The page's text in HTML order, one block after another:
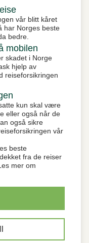
vår blitt kåret
har Norges beste
bedre.
mobilen
skadet i Norge
hjelp av
reiseforsikringen
kun skal være
eller også når de
også sikre
vår
beste
fra de reiser
mer om